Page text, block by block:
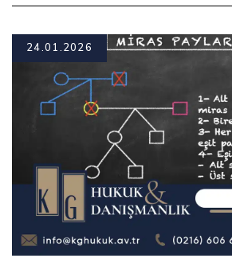
24.01.2026